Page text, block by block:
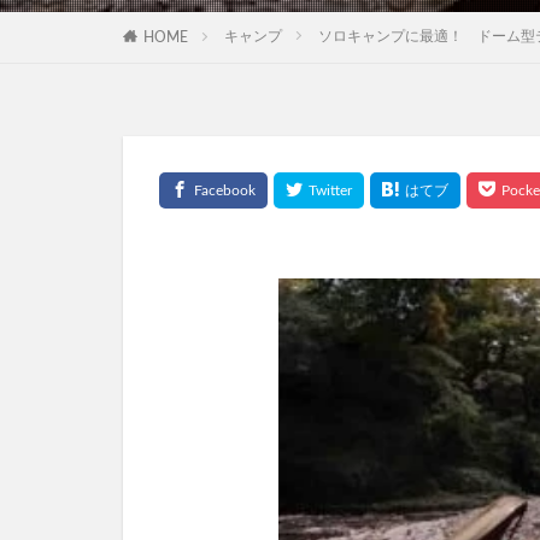
HOME キャンプ ソロキャンプに最適！ ドーム型